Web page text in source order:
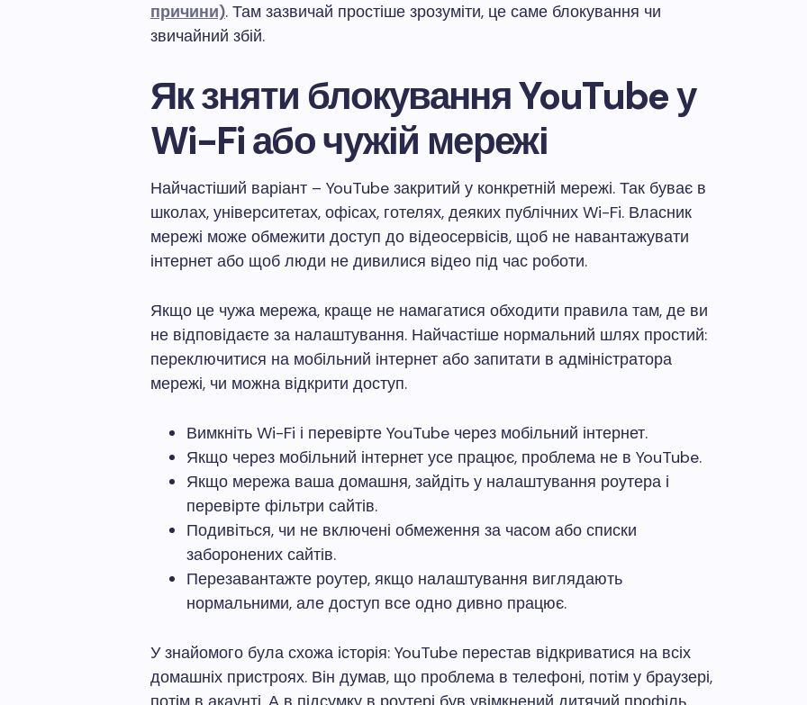
причини). Там зазвичай простіше зрозуміти, це саме блокування чи
звичайний збій.
Як зняти блокування YouTube у
Wi-Fi або чужій мережі
Найчастіший варіант – YouTube закритий у конкретній мережі. Так буває в
школах, університетах, офісах, готелях, деяких публічних Wi-Fi. Власник
мережі може обмежити доступ до відеосервісів, щоб не навантажувати
інтернет або щоб люди не дивилися відео під час роботи.
Якщо це чужа мережа, краще не намагатися обходити правила там, де ви
не відповідаєте за налаштування. Найчастіше нормальний шлях простий:
переключитися на мобільний інтернет або запитати в адміністратора
мережі, чи можна відкрити доступ.
Вимкніть Wi-Fi і перевірте YouTube через мобільний інтернет.
Якщо через мобільний інтернет усе працює, проблема не в YouTube.
Якщо мережа ваша домашня, зайдіть у налаштування роутера і
перевірте фільтри сайтів.
Подивіться, чи не включені обмеження за часом або списки
заборонених сайтів.
Перезавантажте роутер, якщо налаштування виглядають
нормальними, але доступ все одно дивно працює.
У знайомого була схожа історія: YouTube перестав відкриватися на всіх
домашніх пристроях. Він думав, що проблема в телефоні, потім у браузері,